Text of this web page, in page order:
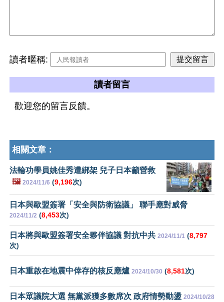
讀者暱稱:
讀者留言
歡迎您的留言反饋。
相關文章：
法輪功學員姚佳秀遭綁架 兒子日本籲營救
🖼️ 2024/11/6 (9,196次)
日本與歐盟簽署「安全與防衛協議」 聯手應對威脅
2024/11/2 (8,453次)
日本將與歐盟簽署安全夥伴協議 對抗中共 2024/11/1 (8,797
次)
日本重啟在地震中倖存的核反應爐 2024/10/30 (8,581次)
日本眾議院大選 無黨派獲多數席次 政府情勢動盪 2024/10/28